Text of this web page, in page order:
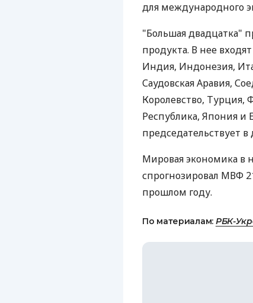
для международного
"Большая двадцатка"
продукта. В нее
Индия, Индонезия,
Саудовская Аравия,
Королевство,
Республика, Япония и
председательствует в
Мировая экономика в
спрогнозировал МВФ
прошлом году.
По материалам: РБК-